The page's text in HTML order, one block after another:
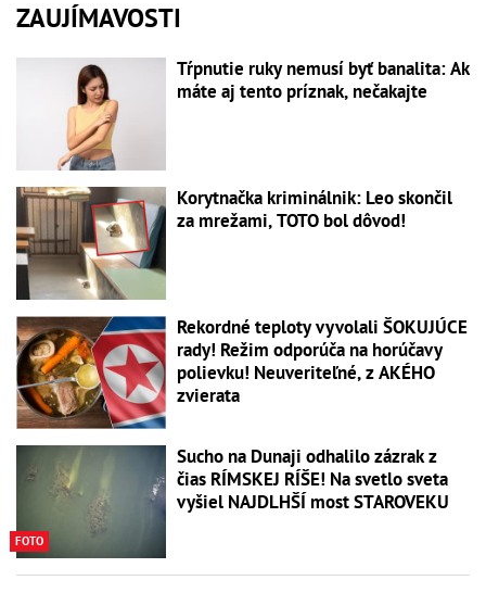
ZAUJÍMAVOSTI
Tŕpnutie ruky nemusí byť banalita: Ak
máte aj tento príznak, nečakajte
Korytnačka kriminálnik: Leo skončil
za mrežami, TOTO bol dôvod!
Rekordné teploty vyvolali ŠOKUJÚCE
rady! Režim odporúča na horúčavy
polievku! Neuveriteľné, z AKÉHO
zvierata
FOTO
Sucho na Dunaji odhalilo zázrak z
čias RÍMSKEJ RÍŠE! Na svetlo sveta
vyšiel NAJDLHŠÍ most STAROVEKU